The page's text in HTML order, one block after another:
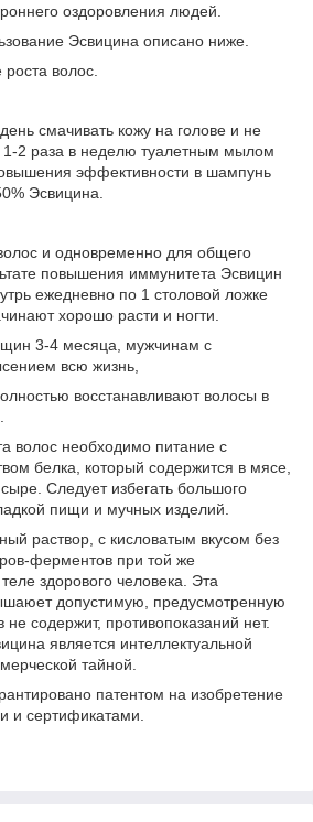
оздоровления людей.
Эсвицина описано ниже.
волос.
смачивать кожу на голове и не
1-2 раза в неделю туалетным мылом
эффективности в шампунь
Эсвицина.
и одновременно для общего
повышения иммунитета Эсвицин
ежедневно по 1 столовой ложке
хорошо расти и ногти.
3-4 месяца, мужчинам с
всю жизнь,
восстанавливают волосы в
волос необходимо питание с
белка, который содержится в мясе,
Следует избегать большого
пищи и мучных изделий.
раствор, с кисловатым вкусом без
ферментов при той же
здорового человека. Эта
допустимую, предусмотренную
содержит, противопоказаний нет.
является интеллектуальной
тайной.
патентом на изобретение
и сертификатами.